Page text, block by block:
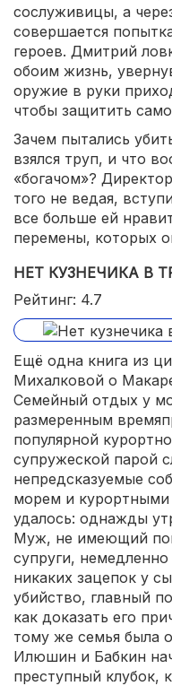
сослуживицы, а
совершается
героев. Дмитрий
обоим жизнь,
оружие в руки
чтобы защитить
Зачем пытались
взялся труп, и что
«богачом»?
того не ведая,
все больше ей
перемены, которых
НЕТ КУЗНЕЧИКА В
Рейтинг: 4.7
Ещё одна книга из
Михалковой о
Семейный отдых у
размеренным
популярной
супружеской парой
непредсказуемые
морем и
удалось: однажды
Муж, не имеющий
супруги,
никаких зацепок у
убийство, главный
как доказать его
тому же семья была
Илюшин и Бабкин
преступный клубок,